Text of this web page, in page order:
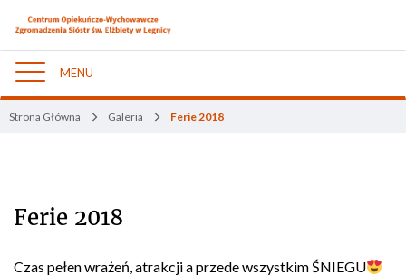
Nawigacja
MENU
Strona Główna Galeria Ferie 2018
Ferie 2018
Czas pełen wrażeń, atrakcji a przede wszystkim ŚNIEGU